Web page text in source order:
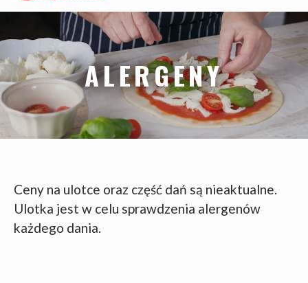
ALERGENY
Ceny na ulotce oraz część dań są nieaktualne.
Ulotka jest w celu sprawdzenia alergenów
każdego dania.